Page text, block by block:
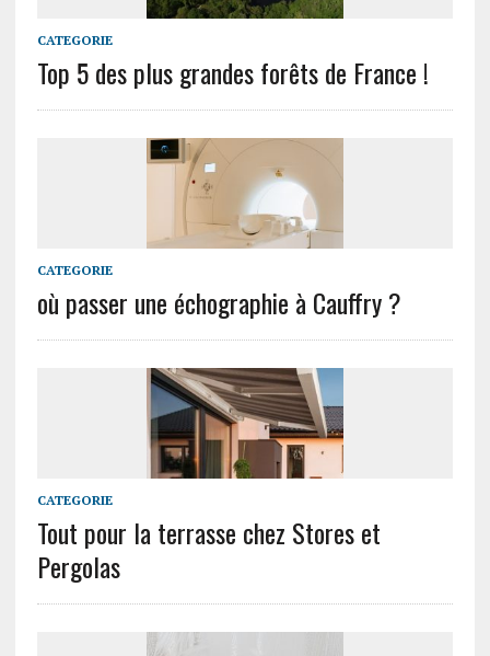
CATEGORIE
Top 5 des plus grandes forêts de France !
CATEGORIE
où passer une échographie à Cauffry ?
CATEGORIE
Tout pour la terrasse chez Stores et
Pergolas